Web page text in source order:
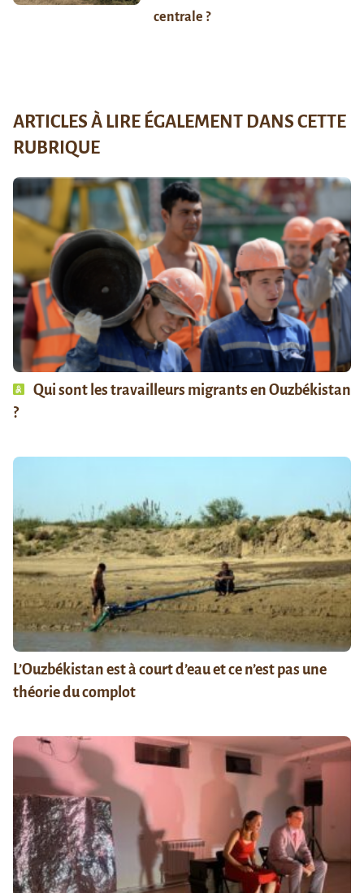
centrale ?
ARTICLES À LIRE ÉGALEMENT DANS CETTE
RUBRIQUE
Qui sont les travailleurs migrants en Ouzbékistan
?
L’Ouzbékistan est à court d’eau et ce n’est pas une
théorie du complot